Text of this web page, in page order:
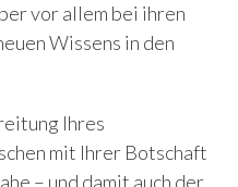
vor allem bei ihren
Wissens in den
Ihres
mit Ihrer Botschaft
– und damit auch der